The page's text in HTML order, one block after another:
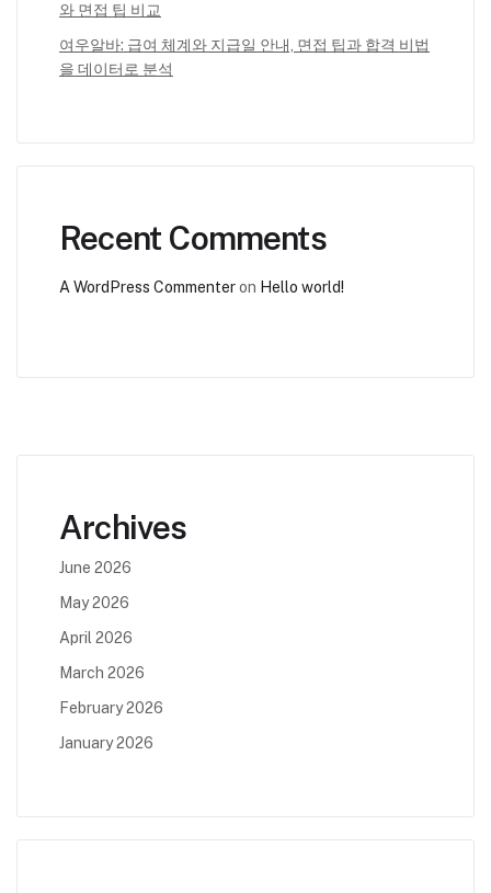
와 면접 팁 비교
여우알바: 급여 체계와 지급일 안내, 면접 팁과 합격 비법
을 데이터로 분석
Recent Comments
A WordPress Commenteron Hello world!
Archives
June 2026
May 2026
April 2026
March 2026
February 2026
January 2026